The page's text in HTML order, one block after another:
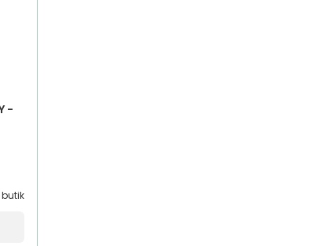
-
butik